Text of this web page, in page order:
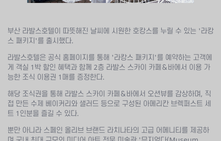
부산 라발스호텔이 따뜻해진 날씨에 시원한 호캉스를 누릴 수 있는 '라캉
스 패키지'를 출시했다.
라발스호텔은 공식 홈페이지를 통해 '라캉스 패키지'를 예약하는 고객에
게 객실 1박 할인 혜택과 함께 2층 라발스 스카이 카페＆바에서 이용 가
능한 조식 이용권 1매를 증정한다.
해당 조식권을 통해 라발스 스카이 카페＆바에서 오션뷰를 감상하며, 직
접 만든 수제 베이커리와 샐러드 등으로 구성된 아메리칸 브렉퍼스트 세
트 1인분을 즐길 수 있다.
뿐만 아니라 스페인 올리브 브랜드 라치나타의 고급 어메니티를 제공하